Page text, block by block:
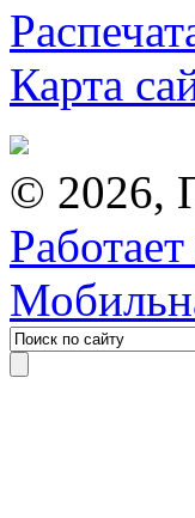
Карта
© 2026,